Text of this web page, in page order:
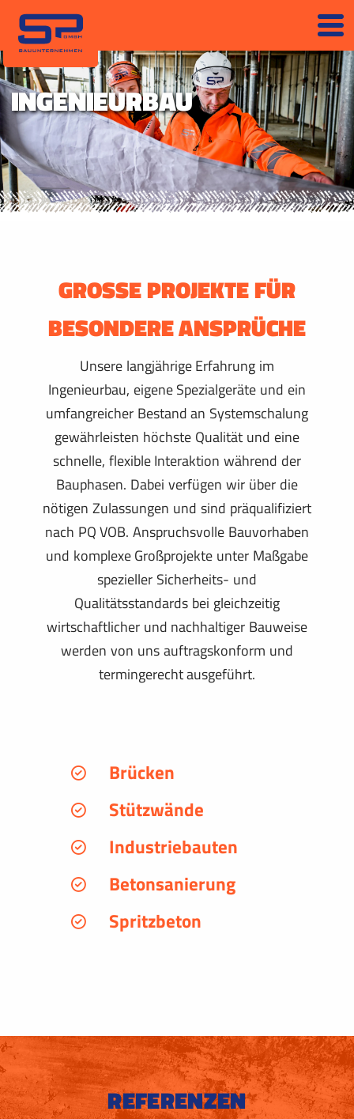
INGENIEURBAU
GROSSE PROJEKTE FÜR B
ESONDERE ANSPRÜCHE
Unsere langjährige Erfahrung im
Ingenieurbau, eigene Spezialgeräte und ein
umfangreicher Bestand an Systemschalung
gewährleisten höchste Qualität und eine
schnelle, flexible Interaktion während der
Bauphasen. Dabei verfügen wir über die
nötigen Zulassungen und sind präqualifiziert
nach PQ VOB. Anspruchsvolle Bauvorhaben
und komplexe Großprojekte unter Maßgabe
spezieller Sicherheits- und
Qualitätsstandards bei gleichzeitig
wirtschaftlicher und nachhaltiger Bauweise
werden von uns auftragskonform und
termingerecht ausgeführt.
Brücken
Stützwände
Industriebauten
Betonsanierung
Spritzbeton
REFERENZEN